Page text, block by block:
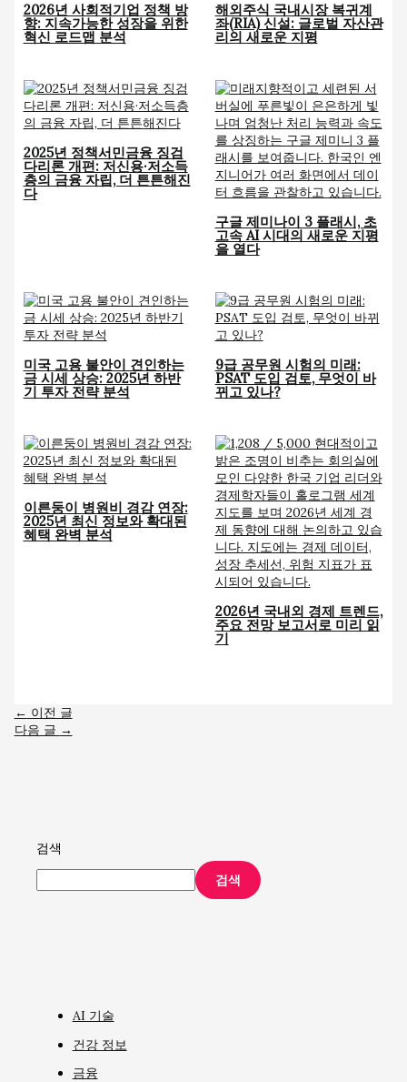
2026년 사회적기업 정책 방
향: 지속가능한 성장을 위한
혁신 로드맵 분석
해외주식 국내시장 복귀계
좌(RIA) 신설: 글로벌 자산관
리의 새로운 지평
2025년 정책서민금융 징검
다리론 개편: 저신용·저소득
층의 금융 자립, 더 튼튼해진
다
구글 제미나이 3 플래시, 초
고속 AI 시대의 새로운 지평
을 열다
미국 고용 불안이 견인하는
금 시세 상승: 2025년 하반
기 투자 전략 분석
9급 공무원 시험의 미래:
PSAT 도입 검토, 무엇이 바
뀌고 있나?
이른둥이 병원비 경감 연장:
2025년 최신 정보와 확대된
혜택 완벽 분석
2026년 국내외 경제 트렌드,
주요 전망 보고서로 미리 읽
기
← 이전 글
다음 글 →
검색
검색
AI 기술
건강 정보
금융